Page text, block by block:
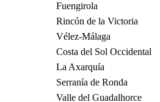
Fuengirola
Rincón de la Victoria
Vélez-Málaga
Costa del Sol Occidental
La Axarquía
Serranía de Ronda
Valle del Guadalhorce